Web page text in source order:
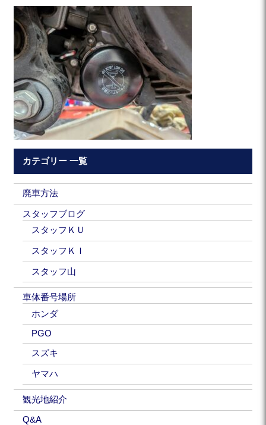
カテゴリー 一覧
廃車方法
スタッフブログ
スタッフＫＵ
スタッフＫＩ
スタッフ山
車体番号場所
ホンダ
PGO
スズキ
ヤマハ
観光地紹介
Q&A